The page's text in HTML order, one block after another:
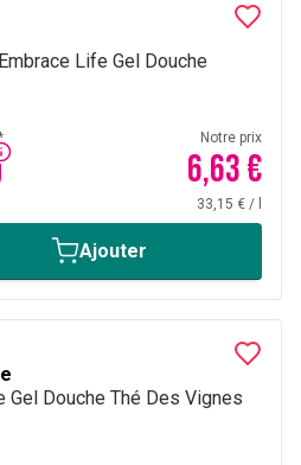
Life Gel Douche
Notre prix
6,63 €
33,15 € /
Ajouter
Gel Douche Thé Des Vignes